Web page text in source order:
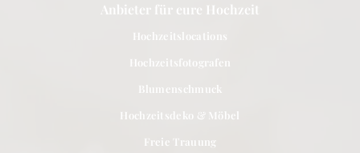
Anbieter für eure Hochzeit
Hochzeitslocations
Hochzeitsfotografen
Blumenschmuck
Hochzeitsdeko & Möbel
Freie Trauung